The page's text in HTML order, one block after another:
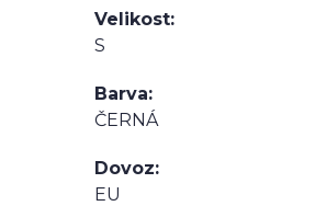
Velikost
S
Barva
ČERNÁ
Dovoz
EU